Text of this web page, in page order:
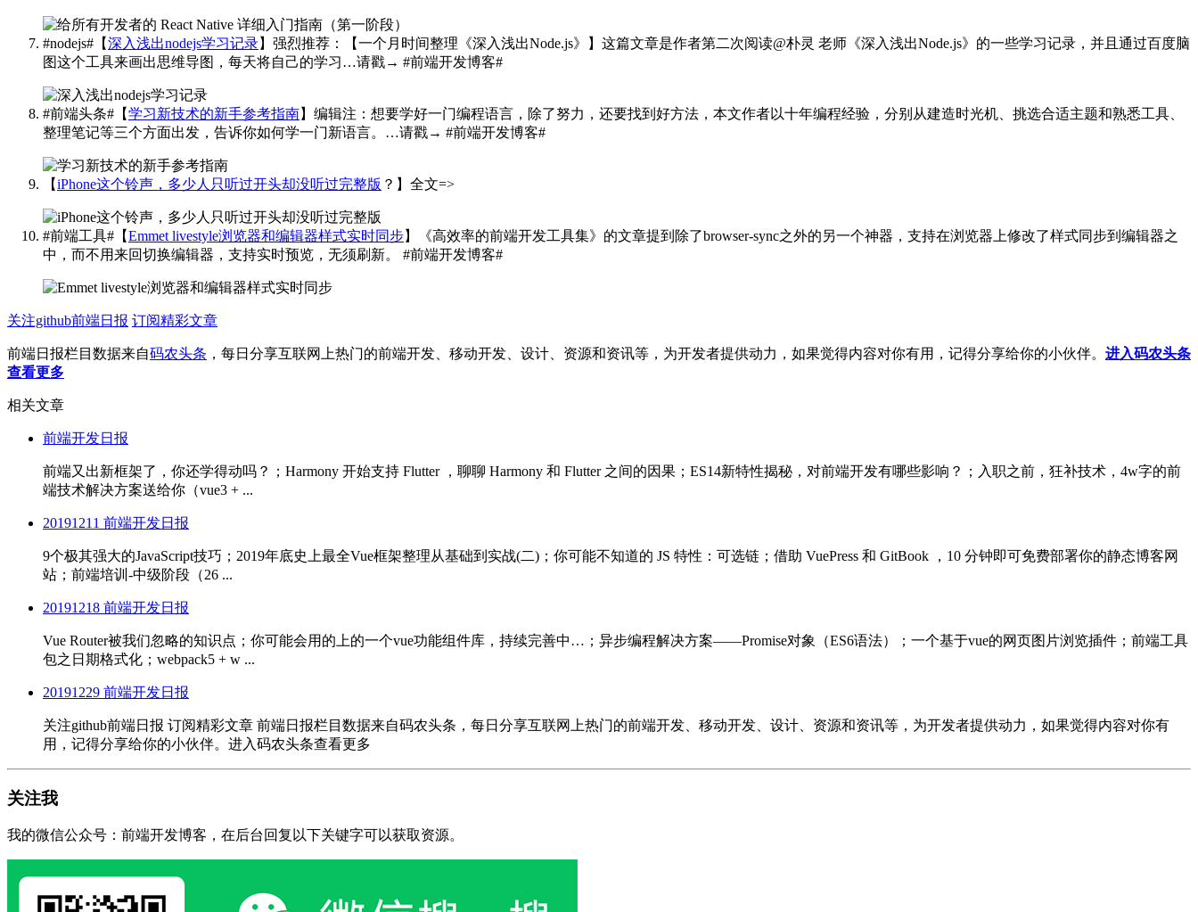
#nodejs#【深入浅出nodejs学习记录】强烈推荐：【一个月时间整理《深入浅出Node.js》】这篇文章是作者第二次阅读@朴灵 老师《深入浅出Node.js》的一些学习记录，并且通过百度脑
图这个工具来画出思维导图，每天将自己的学习…请戳→ #前端开发博客# ​​​
#前端头条#【学习新技术的新手参考指南】编辑注：想要学好一门编程语言，除了努力，还要找到好方法，本文作者以十年编程经验，分别从建造时光机、挑选合适主题和熟悉工具、
整理笔记等三个方面出发，告诉你如何学一门新语言。…请戳→ #前端开发博客# ​​​
【iPhone这个铃声，多少人只听过开头却没听过完整版 ？】全文=>
#前端工具#【Emmet livestyle浏览器和编辑器样式实时同步】《高效率的前端开发工具集》的文章提到除了browser-sync之外的另一个神器，支持在浏览器上修改了样式同步到编辑器之
中，而不用来回切换编辑器，支持实时预览，无须刷新。
#前端开发博客# ​​​
关注github前端日报 订阅精彩文章
前端日报栏目数据来自码农头条 ，每日分享互联网上热门的前端开发、移动开发、设计、资源和资讯等，为开发者提供动力，如果觉得内容对你有用，记得分享给你的小伙伴。 进入码农头条
查看更多
相关文章
前端开发日报
前端又出新框架了，你还学得动吗？；Harmony 开始支持 Flutter ，聊聊 Harmony 和 Flutter 之间的因果；ES14新特性揭秘，对前端开发有哪些影响？；入职之前，狂补技术，4w字的前
端技术解决方案送给你（vue3 + ...
20191211 前端开发日报
9个极其强大的JavaScript技巧；2019年底史上最全Vue框架整理从基础到实战(二)；你可能不知道的 JS 特性：可选链；借助 VuePress 和 GitBook ，10 分钟即可免费部署你的静态博客网
站；前端培训-中级阶段（26 ...
20191218 前端开发日报
Vue Router被我们忽略的知识点；你可能会用的上的一个vue功能组件库，持续完善中…；异步编程解决方案——Promise对象（ES6语法）；一个基于vue的网页图片浏览插件；前端工具
包之日期格式化；webpack5 + w ...
20191229 前端开发日报
关注github前端日报 订阅精彩文章 前端日报栏目数据来自码农头条，每日分享互联网上热门的前端开发、移动开发、设计、资源和资讯等，为开发者提供动力，如果觉得内容对你有
用，记得分享给你的小伙伴。进入码农头条查看更多
关注我
我的微信公众号：前端开发博客，在后台回复以下关键字可以获取资源。